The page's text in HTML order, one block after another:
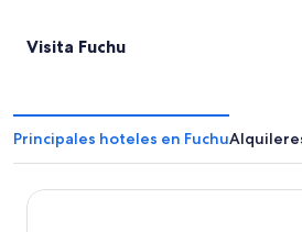
Visita Fuchu
Principales hoteles en Fuchu
Fuchudaiitihoteru